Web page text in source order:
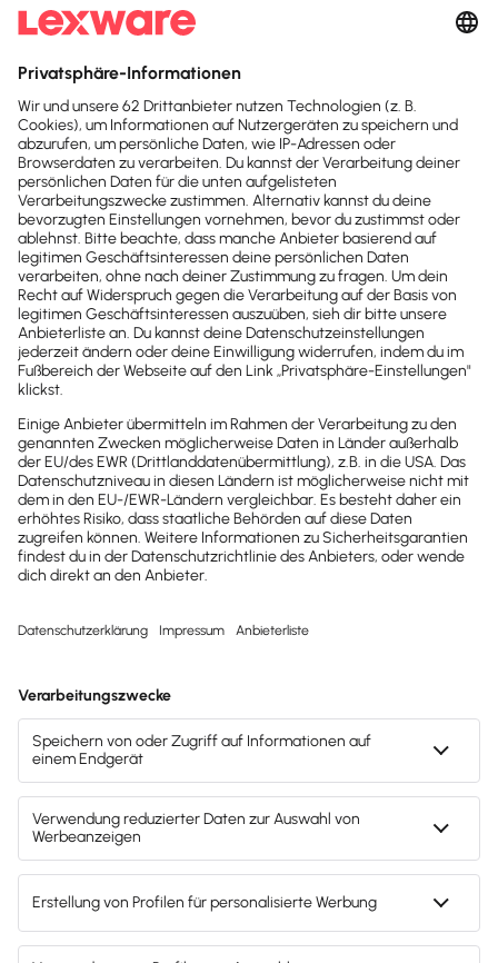
und denAGBzu.
Sofort50%
Newsletter
Brandheiße
News direkt in
dein Postfach
wichtige News zu
Gesetzesänderungen,
hilfreiche Praxis-Tipps und
kostenlose Tools für
Unternehmen erhalten?
Dann abonniere unseren
Mach's dir leicht und gib deinem Business den
entscheidenden Push – mit unserer Software für
Buchhaltung & Lohn.